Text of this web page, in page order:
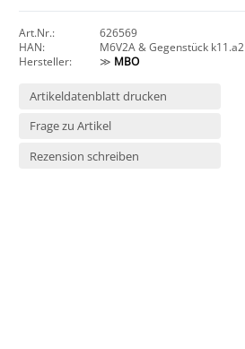
Art.Nr.:
626569
HAN:
M6V2A & Gegenstück k11.a2
Hersteller:
≫ MBO
Artikeldatenblatt drucken
Frage zu Artikel
Rezension schreiben